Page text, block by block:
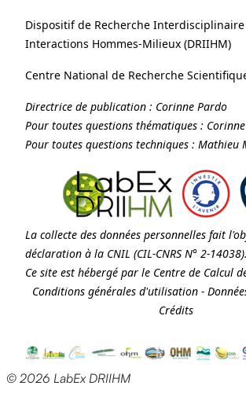
Dispositif de Recherche
Interactions Hommes-Milieux (DRIIHM)
Centre National de Recherche
Directrice de publication : Corinne Pardo
Pour toutes questions thématiques :
Pour toutes questions techniques : Mathieu
La collecte des données personnelles fait
déclaration à la CNIL (CIL-CNRS N° 2-14038).
Ce site est hébergé par le Centre de Calcul
Conditions générales d'utilisation-
Crédits
© 2026 LabEx DRIIHM